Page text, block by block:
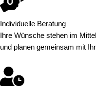
Individuelle Beratung
Ihre Wünsche stehen im
und planen gemeinsam mit